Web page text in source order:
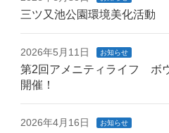
三ツ又池公園環境美化活動
2026年5月11日 お知らせ
第2回アメニティライフ ボ
開催！
2026年4月16日 お知らせ